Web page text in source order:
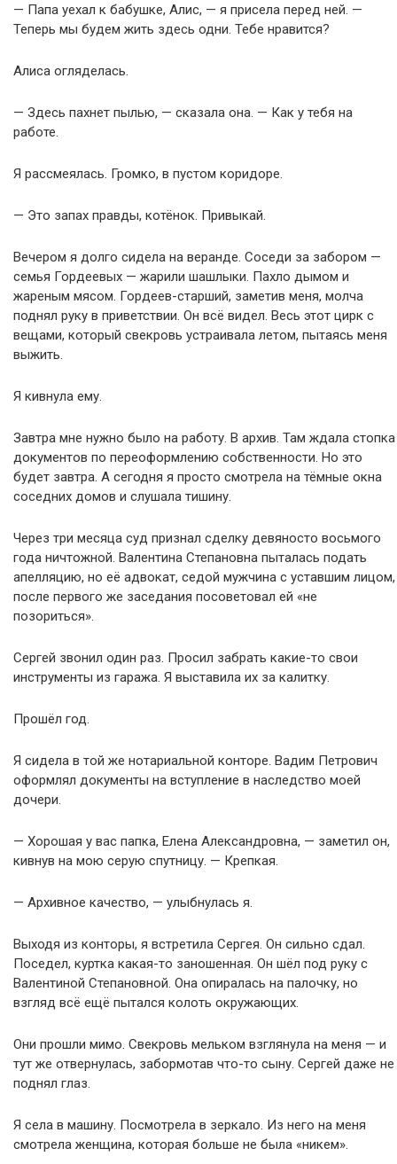
— Папа уехал к бабушке, Алис, — я присела перед ней. —
Теперь мы будем жить здесь одни. Тебе нравится?
Алиса огляделась.
— Здесь пахнет пылью, — сказала она. — Как у тебя на
работе.
Я рассмеялась. Громко, в пустом коридоре.
— Это запах правды, котёнок. Привыкай.
Вечером я долго сидела на веранде. Соседи за забором —
семья Гордеевых — жарили шашлыки. Пахло дымом и
жареным мясом. Гордеев-старший, заметив меня, молча
поднял руку в приветствии. Он всё видел. Весь этот цирк с
вещами, который свекровь устраивала летом, пытаясь меня
выжить.
Я кивнула ему.
Завтра мне нужно было на работу. В архив. Там ждала стопка
документов по переоформлению собственности. Но это
будет завтра. А сегодня я просто смотрела на тёмные окна
соседних домов и слушала тишину.
Через три месяца суд признал сделку девяносто восьмого
года ничтожной. Валентина Степановна пыталась подать
апелляцию, но её адвокат, седой мужчина с уставшим лицом,
после первого же заседания посоветовал ей «не
позориться».
Сергей звонил один раз. Просил забрать какие-то свои
инструменты из гаража. Я выставила их за калитку.
Прошёл год.
Я сидела в той же нотариальной конторе. Вадим Петрович
оформлял документы на вступление в наследство моей
дочери.
— Хорошая у вас папка, Елена Александровна, — заметил он,
кивнув на мою серую спутницу. — Крепкая.
— Архивное качество, — улыбнулась я.
Выходя из конторы, я встретила Сергея. Он сильно сдал.
Поседел, куртка какая-то заношенная. Он шёл под руку с
Валентиной Степановной. Она опиралась на палочку, но
взгляд всё ещё пытался колоть окружающих.
Они прошли мимо. Свекровь мельком взглянула на меня — и
тут же отвернулась, забормотав что-то сыну. Сергей даже не
поднял глаз.
Я села в машину. Посмотрела в зеркало. Из него на меня
смотрела женщина, которая больше не была «никем».